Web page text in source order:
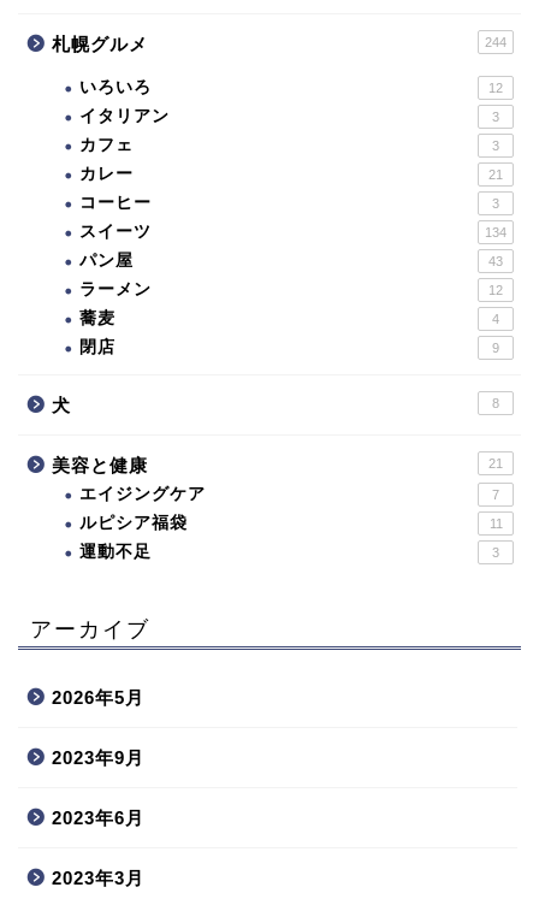
札幌グルメ 244
いろいろ 12
イタリアン 3
カフェ 3
カレー 21
コーヒー 3
スイーツ 134
パン屋 43
ラーメン 12
蕎麦 4
閉店 9
犬 8
美容と健康 21
エイジングケア 7
ルピシア福袋 11
運動不足 3
アーカイブ
2026年5月
2023年9月
2023年6月
2023年3月